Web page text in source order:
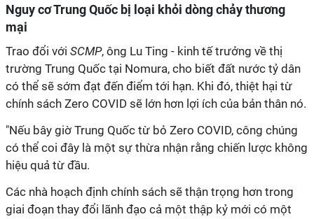
Nguy cơ Trung Quốc bị loại khỏi dòng chảy thương
mại
Trao đổi với SCMP, ông Lu Ting - kinh tế trưởng về thị
trường Trung Quốc tại Nomura, cho biết đất nước tỷ dân
có thể sẽ sớm đạt đến điểm tới hạn. Khi đó, thiệt hại từ
chính sách Zero COVID sẽ lớn hơn lợi ích của bản thân nó.
"Nếu bây giờ Trung Quốc từ bỏ Zero COVID, công chúng
có thể coi đây là một sự thừa nhận rằng chiến lược không
hiệu quả từ đầu.
Các nhà hoạch định chính sách sẽ thận trọng hơn trong
giai đoạn thay đổi lãnh đạo cả một thập kỷ mới có một